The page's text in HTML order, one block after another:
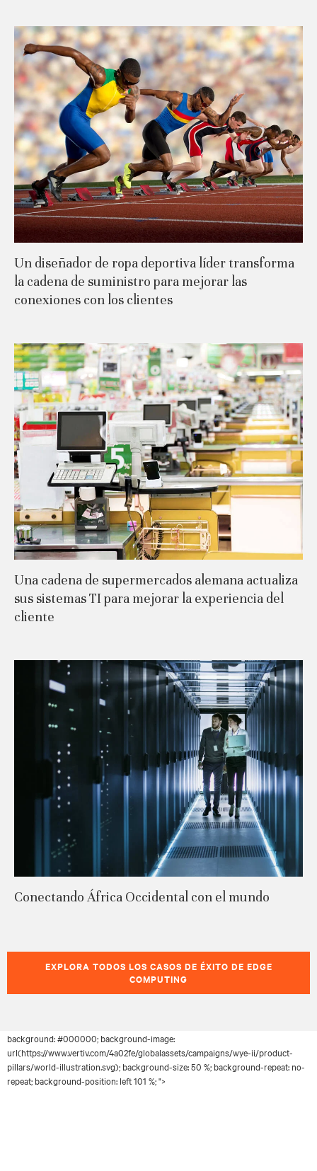
Un diseñador de ropa deportiva líder transforma
la cadena de suministro para mejorar las
conexiones con los clientes
Una cadena de supermercados alemana actualiza
sus sistemas TI para mejorar la experiencia del
cliente
Conectando África Occidental con el mundo
EXPLORA TODOS LOS CASOS DE ÉXITO DE EDGE
COMPUTING
background: #000000; background-image:
url(https://www.vertiv.com/4a02fe/globalassets/campaigns/wye-ii/product-
pillars/world-illustration.svg); background-size: 50 %; background-repeat: no-
repeat; background-position: left 101 %; ">